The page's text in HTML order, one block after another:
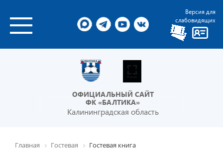
Версия для
слабовидящих
ОФИЦИАЛЬНЫЙ САЙТ
ФК «БАЛТИКА»
Калининградская область
Главная Гостевая Гостевая книга